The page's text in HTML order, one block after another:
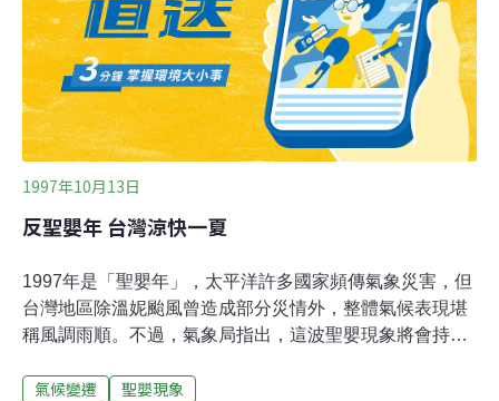
室效應氣體回歸到1990年的水準。由於公元2000年台灣、
南韓的國民所得接近2萬美元，已被歐盟提案要求也列為
附件一成員。環保署表示，台灣未來14年，二氧化碳成長
率每年約3.1％。一旦我國列入附件一國家，必須削減的幅
度高達54%至61%，
1997年10月13日
反聖嬰年 台灣涼快一夏
1997年是「聖嬰年」，太平洋許多國家頻傳氣象災害，但
台灣地區除溫妮颱風曾造成部分災情外，整體氣候表現堪
稱風調雨順。不過，氣象局指出，這波聖嬰現象將會持續
要節約用水，預防乾旱發生。1997年的聖嬰現象，在日本
氣候變遷 聖嬰現象